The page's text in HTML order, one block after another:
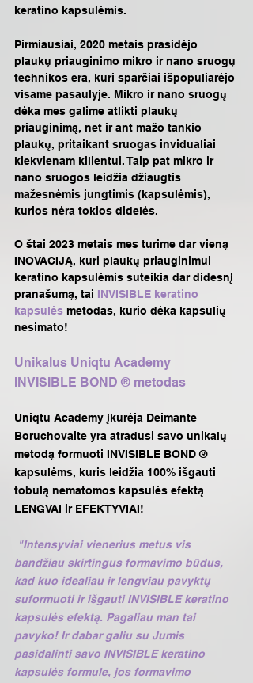
keratino kapsulėmis.
Pirmiausiai, 2020 metais prasidėjo
plaukų priauginimo mikro ir nano sruogų
technikos era, kuri sparčiai išpopuliarėjo
visame pasaulyje. Mikro ir nano sruogų
dėka mes galime atlikti plaukų
priauginimą, net ir ant mažo tankio
plaukų, pritaikant sruogas invidualiai
kiekvienam kilientui. Taip pat mikro ir
nano sruogos leidžia džiaugtis
mažesnėmis jungtimis (kapsulėmis),
kurios nėra tokios didelės.
O štai 2023 metais mes turime dar vieną
INOVACIJĄ, kuri plaukų priauginimui
keratino kapsulėmis suteikia dar didesnį
pranašumą, tai INVISIBLE keratino
kapsulės metodas, kurio dėka kapsulių
nesimato!
Unikalus Uniqtu Academy
INVISIBLE BOND ® metodas
Uniqtu Academy įkūrėja Deimante
Boruchovaite yra atradusi savo unikalų
metodą formuoti INVISIBLE BOND ®
kapsulėms, kuris leidžia 100% išgauti
tobulą nematomos kapsulės efektą
LENGVAI ir EFEKTYVIAI!
bandžiau skirtingus formavimo būdus,
kad kuo idealiau ir lengviau pavyktų
suformuoti ir išgauti INVISIBLE keratino
kapsulės efektą. Pagaliau man tai
pavyko! Ir dabar galiu su Jumis
pasidalinti savo INVISIBLE keratino
kapsulės formule, jos formavimo